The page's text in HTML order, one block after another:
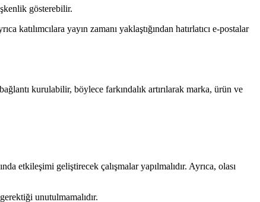
gösterebilir.
yayın zamanı yaklaştığından hatırlatıcı e-postalar
kurulabilir, böylece farkındalık artırılarak marka, ürün ve
etkileşimi geliştirecek çalışmalar yapılmalıdır. Ayrıca, olası
unutulmamalıdır.